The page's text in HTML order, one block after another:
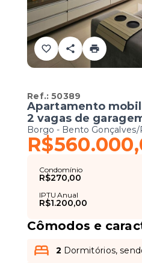
Ref.:50389
Apartamento
2 vagas de
Borgo - Bento Gonçalves/
Condomínio
R$270,00
IPTU Anual
R$1.200,00
Cômodos e
2 Dormitórios,